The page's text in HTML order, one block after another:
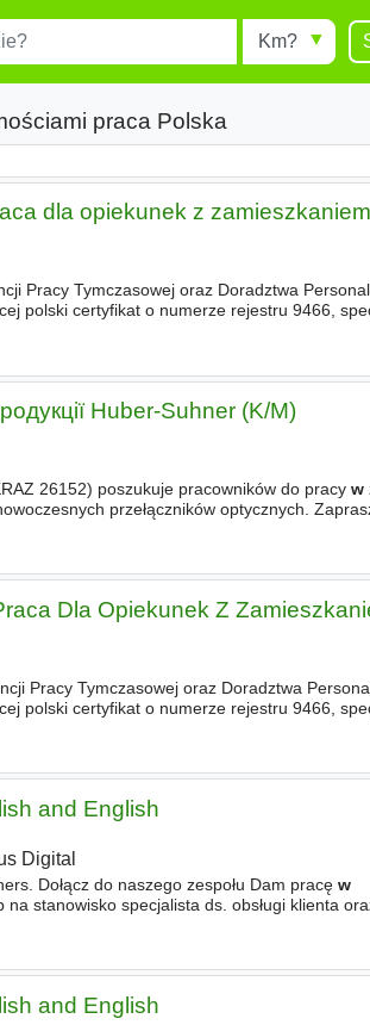
Radius
praca Polska
dla opiekunek z zamieszkaniem
Pracy Tymczasowej oraz Doradztwa
polski certyfikat o numerze rejestru 9466,
Huber-Suhner (K/M)
26152) poszukuje pracowników do pracy w
przełączników optycznych.
Dla Opiekunek Z
Pracy Tymczasowej oraz Doradztwa
polski certyfikat o numerze rejestru 9466,
and English
Digital
Dołącz do naszego zespołu Dam pracę w
stanowisko specjalista ds. obsługi klienta
and English